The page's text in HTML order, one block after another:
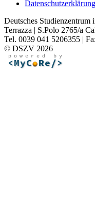
Datenschutzerklärung
Deutsches Studienzentrum
Terrazza | S.Polo 2765/a
Tel. 0039 041 5206355 |
© DSZV 2026